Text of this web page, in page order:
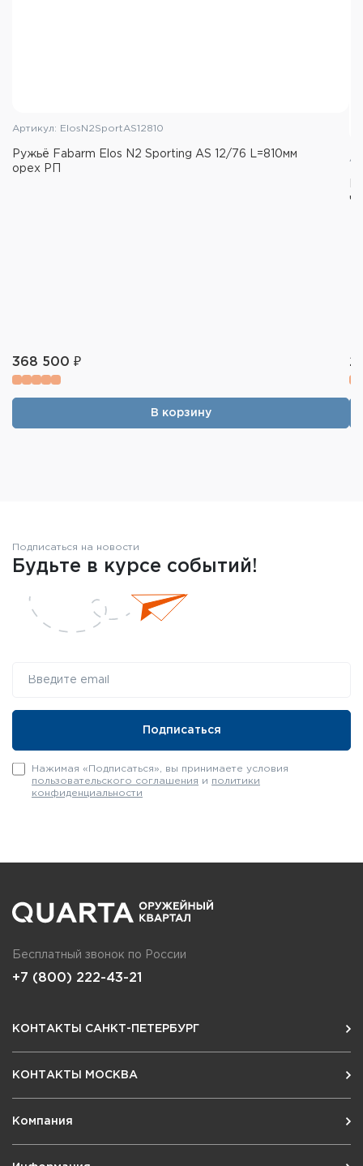
Артикул: ElosN2SportAS12810
Ружьё Fabarm Elos N2 Sporting AS 12/76 L=810мм
орех РП
368 500 ₽
В корзину
Подписаться на новости
Будьте в курсе событий!
Нажимая «Подписаться», вы принимаете условия
пользовательского соглашения и политики
конфиденциальности
Бесплатный звонок по России
+7 (800) 222-43-21
КОНТАКТЫ САНКТ-ПЕТЕРБУРГ
КОНТАКТЫ МОСКВА
Компания